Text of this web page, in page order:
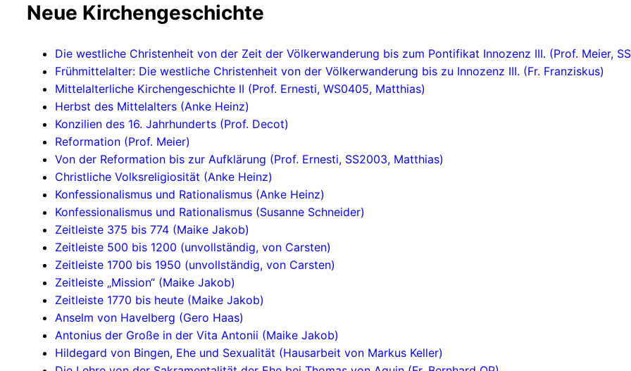
Neue Kirchengeschichte
Die westliche Christenheit von der Zeit der Völkerwanderung bis zum Pontifikat Innozenz III. (Prof. Meier,
Frühmittelalter: Die westliche Christenheit von der Völkerwanderung bis zu Innozenz III. (Fr. Franziskus)
Mittelalterliche Kirchengeschichte II (Prof. Ernesti, WS0405, Matthias)
Herbst des Mittelalters (Anke Heinz)
Konzilien des 16. Jahrhunderts (Prof. Decot)
Reformation (Prof. Meier)
Von der Reformation bis zur Aufklärung (Prof. Ernesti, SS2003, Matthias)
Christliche Volksreligiosität (Anke Heinz)
Konfessionalismus und Rationalismus (Anke Heinz)
Konfessionalismus und Rationalismus (Susanne Schneider)
Zeitleiste 375 bis 774 (Maike Jakob)
Zeitleiste 500 bis 1200 (unvollständig, von Carsten)
Zeitleiste 1700 bis 1950 (unvollständig, von Carsten)
Zeitleiste „Mission“ (Maike Jakob)
Zeitleiste 1770 bis heute (Maike Jakob)
Anselm von Havelberg (Gero Haas)
Antonius der Große in der Vita Antonii (Maike Jakob)
Hildegard von Bingen, Ehe und Sexualität (Hausarbeit von Markus Keller)